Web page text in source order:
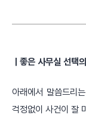
ㅣ좋은 사무실 선택
아래에서 말씀드리
걱정없이 사건이 잘